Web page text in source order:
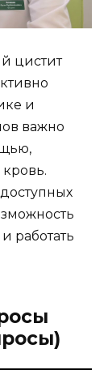
цистит
и
важно
работать